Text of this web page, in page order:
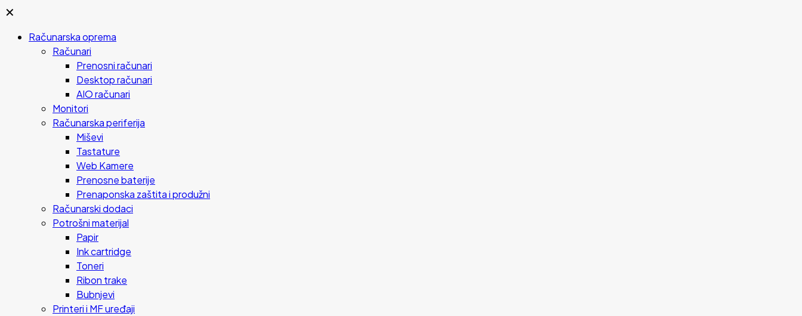
✕
Računarska oprema
Računari
Prenosni računari
Desktop računari
AIO računari
Monitori
Računarska periferija
Miševi
Tastature
Web Kamere
Prenosne baterije
Prenaponska zaštita i produžni
Računarski dodaci
Potrošni materijal
Papir
Ink cartridge
Toneri
Ribon trake
Bubnjevi
Printeri i MF uređaji